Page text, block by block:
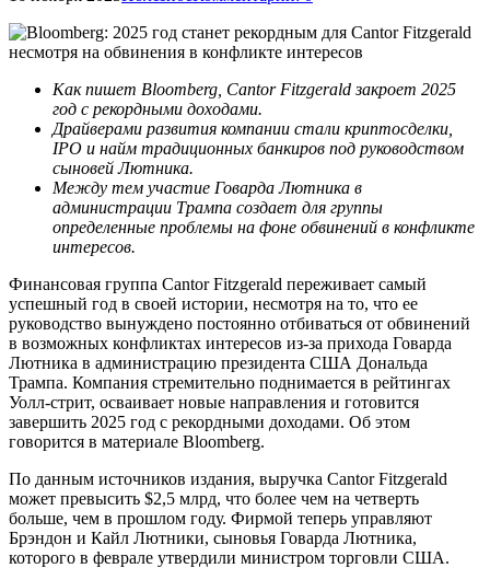
Как пишет Bloomberg, Cantor Fitzgerald закроет 2025
год с рекордными доходами.
Драйверами развития компании стали криптосделки,
IPO и найм традиционных банкиров под руководством
сыновей Лютника.
Между тем участие Говарда Лютника в
администрации Трампа создает для группы
определенные проблемы на фоне обвинений в конфликте
интересов.
Финансовая группа Cantor Fitzgerald переживает самый
успешный год в своей истории, несмотря на то, что ее
руководство вынуждено постоянно отбиваться от обвинений
в возможных конфликтах интересов из-за прихода Говарда
Лютника в администрацию президента США Дональда
Трампа. Компания стремительно поднимается в рейтингах
Уолл-стрит, осваивает новые направления и готовится
завершить 2025 год с рекордными доходами. Об этом
говорится в материале Bloomberg.
По данным источников издания, выручка Cantor Fitzgerald
может превысить $2,5 млрд, что более чем на четверть
больше, чем в прошлом году. Фирмой теперь управляют
Брэндон и Кайл Лютники, сыновья Говарда Лютника,
которого в феврале утвердили министром торговли США.